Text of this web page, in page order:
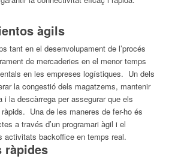
àgils
tant en el desenvolupament de l’procés
de mercaderies en el menor temps
en les empreses logístiques. Un dels
la congestió dels magatzems, mantenir
i la descàrrega per assegurar que els
Una de les maneres de fer-ho és
a través d’un programari àgil i el
activitats backoffice en temps real.
ràpides